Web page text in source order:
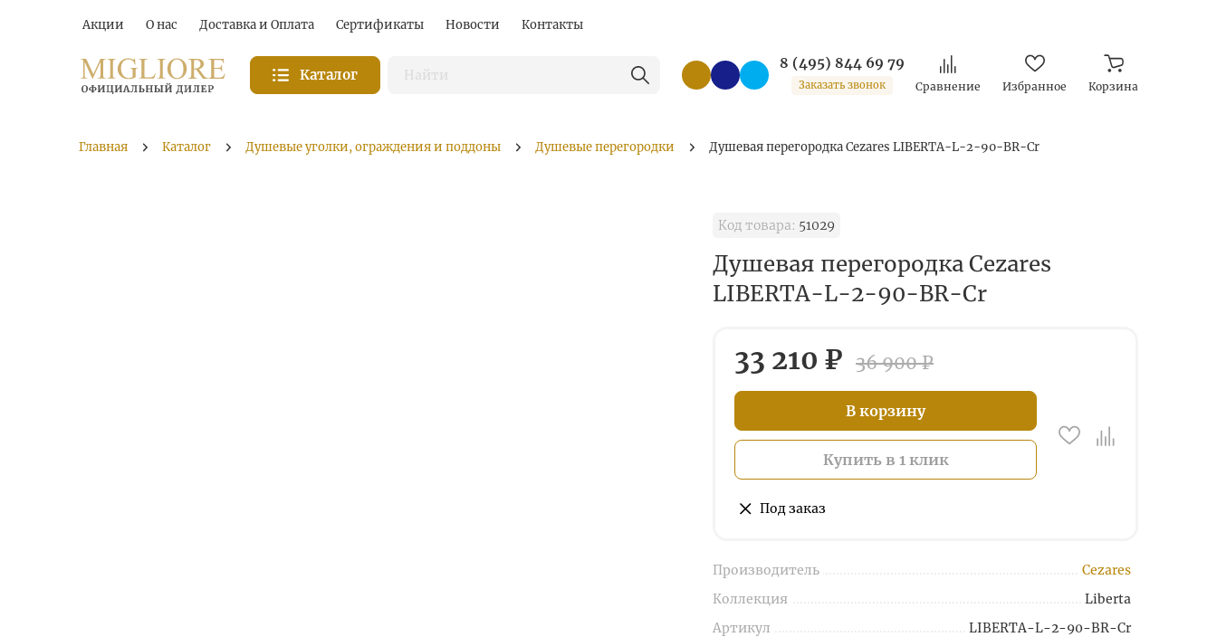
Акции О нас Доставка и Оплата Сертификаты Новости Контакты
Каталог
8 (495) 844 69 79
Заказать звонок Сравнение Избранное Корзина
Главная Каталог Душевые уголки, ограждения и поддоны Душевые перегородки Душевая перегородка Cezares LIBERTA-L-2-90-BR-Cr
Код товара: 51029
Душевая перегородка Cezares
LIBERTA-L-2-90-BR-Cr
33 210 ₽ 36 900 ₽
В корзину
Купить в 1 клик
Под заказ
Производитель
Cezares
Коллекция
Liberta
Артикул
LIBERTA-L-2-90-BR-Cr